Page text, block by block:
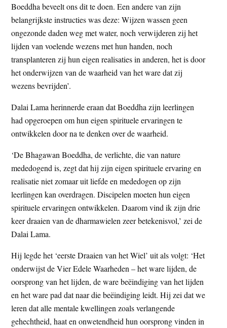
Boeddha beveelt ons dit te doen. Een andere van zijn
belangrijkste instructies was deze: Wijzen wassen geen
ongezonde daden weg met water, noch verwijderen zij het
lijden van voelende wezens met hun handen, noch
transplanteren zij hun eigen realisaties in anderen, het is door
het onderwijzen van de waarheid van het ware dat zij
wezens bevrijden’.
Dalai Lama herinnerde eraan dat Boeddha zijn leerlingen
had opgeroepen om hun eigen spirituele ervaringen te
ontwikkelen door na te denken over de waarheid.
‘De Bhagawan Boeddha, de verlichte, die van nature
mededogend is, zegt dat hij zijn eigen spirituele ervaring en
realisatie niet zomaar uit liefde en mededogen op zijn
leerlingen kan overdragen. Discipelen moeten hun eigen
spirituele ervaringen ontwikkelen. Daarom vind ik zijn drie
keer draaien van de dharmawielen zeer betekenisvol,’ zei de
Dalai Lama.
Hij legde het ‘eerste Draaien van het Wiel’ uit als volgt: ‘Het
onderwijst de Vier Edele Waarheden – het ware lijden, de
oorsprong van het lijden, de ware beëindiging van het lijden
en het ware pad dat naar die beëindiging leidt. Hij zei dat we
leren dat alle mentale kwellingen zoals verlangende
gehechtheid, haat en onwetendheid hun oorsprong vinden in